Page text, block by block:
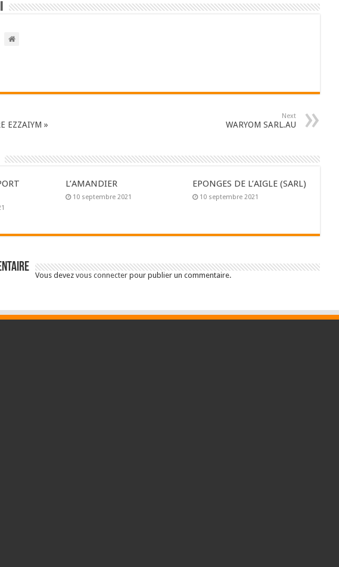
EZZAIYM »
Next
WARYOM SARL.AU
L’AMANDIER
10 septembre 2021
EPONGES DE L’AIGLE (SARL)
10 septembre 2021
Vous devez vous connecter pour publier un commentaire.